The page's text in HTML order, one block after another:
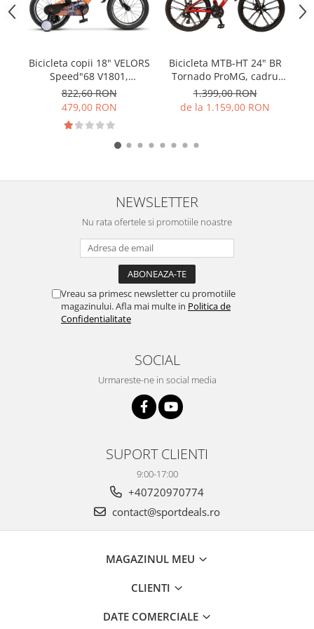
RECUPERARE SI INGRIJIRE
SEPCI /CACIULI / BANDANE
CACIULI
MASTI/CAGULE
Bicicleta copii 18" VELORS
Speed"68 V1801,
portocaliu, varsta 5-7 ani
822,60 RON
479,00 RON
Bicicleta MTB-HT 24" BR
Tornado ProMG, cadru
aluminiu 13", jante
magneziu, manete
1.399,00 RON
de la 1.159,00 RON
NEWSLETTER
Nu rata ofertele si promotiile noastre
Vreau sa primesc newsletter cu promotiile
magazinului. Afla mai multe in Politica de
Confidentialitate
SOCIAL
Urmareste-ne in social media
SUPORT CLIENTI
9:00-17:00
+40720970774
contact@sportdeals.ro
MAGAZINUL MEU
CLIENTI
DATE COMERCIALE